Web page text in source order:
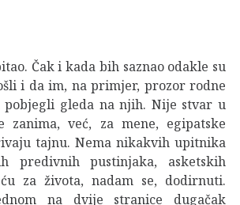
Čak i kada bih saznao odakle su
i da im, na primjer, prozor rodne
pobjegli gleda na njih. Nije stvar u
zanima, već, za mene, egipatske
tajnu. Nema nikakvih upitnika
predivnih pustinjaka, asketskih
za života, nadam se, dodirnuti.
na dvije stranice dugačak